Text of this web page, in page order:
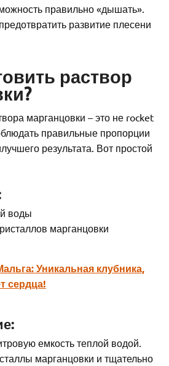
правильно «дышать».
развитие плесени
раствор
марганцовки – это не rocket
правильные пропорции
результата. Вот простой
воды
марганцовки
Уникальная клубника,
сердца!
емкость теплой водой.
марганцовки и тщательно